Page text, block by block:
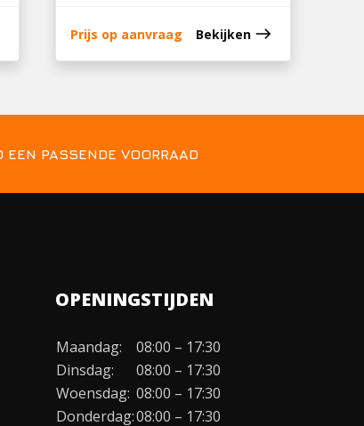
Prijs op aanvraag Bekijken east
EEN PASSENDE VOORRAAD
OPENINGSTIJDEN
Maandag:
08:00 – 17:30
Dinsdag:
08:00 – 17:30
Woensdag: 08:00 – 17:30
Donderdag:08:00 – 17:30